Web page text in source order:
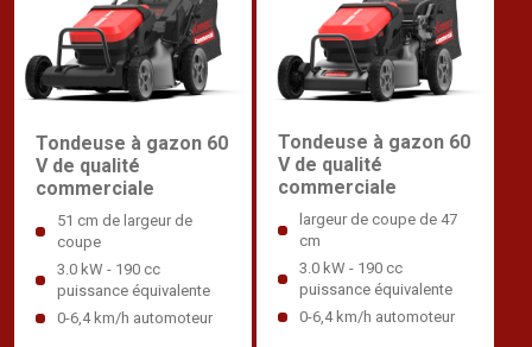
Tondeuse à gazon 60
V de qualité
commerciale
51 cm de largeur de
coupe
3.0 kW - 190 cc
puissance équivalente
0-6,4 km/h automoteur
Tondeuse à gazon 60
V de qualité
commerciale
largeur de coupe de 47
cm
3.0 kW - 190 cc
puissance équivalente
0-6,4 km/h automoteur